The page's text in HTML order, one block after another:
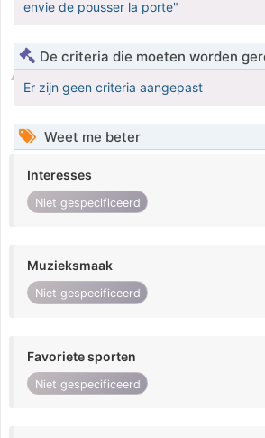
envie de pousser la porte"
De criteria die moeten worden
Er zijn geen criteria aangepast
Weet me beter
Interesses
Niet gespecificeerd
Muzieksmaak
Niet gespecificeerd
Favoriete sporten
Niet gespecificeerd